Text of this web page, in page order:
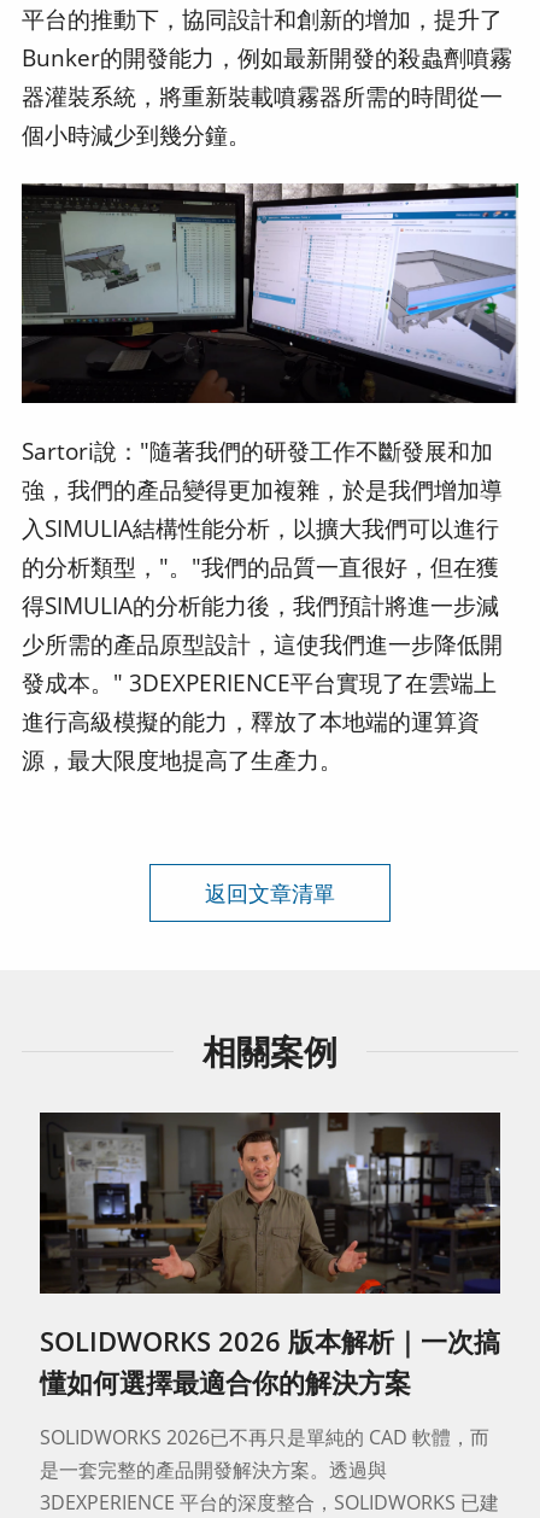
平台的推動下，協同設計和創新的增加，提升了
Bunker的開發能力，例如最新開發的殺蟲劑噴霧
器灌裝系統，將重新裝載噴霧器所需的時間從一
個小時減少到幾分鐘。
Sartori說："隨著我們的研發工作不斷發展和加
強，我們的產品變得更加複雜，於是我們增加導
入SIMULIA結構性能分析，以擴大我們可以進行
的分析類型，"。"我們的品質一直很好，但在獲
得SIMULIA的分析能力後，我們預計將進一步減
少所需的產品原型設計，這使我們進一步降低開
發成本。" 3DEXPERIENCE平台實現了在雲端上
進行高級模擬的能力，釋放了本地端的運算資
源，最大限度地提高了生產力。
返回文章清單
相關案例
SOLIDWORKS 2026 版本解析｜一次搞
懂如何選擇最適合你的解決方案
SOLIDWORKS 2026已不再只是單純的 CAD 軟體，而
是一套完整的產品開發解決方案。透過與
3DEXPERIENCE 平台的深度整合，SOLIDWORKS 已建